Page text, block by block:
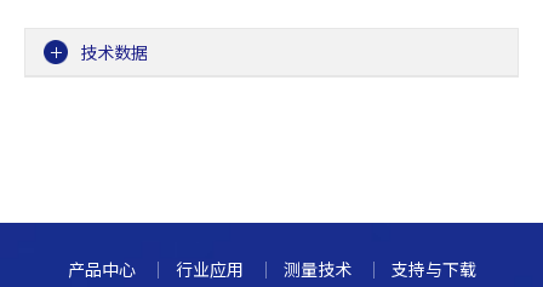
技术数据
产品中心 行业应用 测量技术
支持与下载